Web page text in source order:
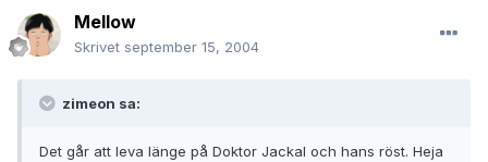
Mellow
Skrivet september 15, 2004
zimeon sa:
Det går att leva länge på Doktor Jackal och hans röst. Heja